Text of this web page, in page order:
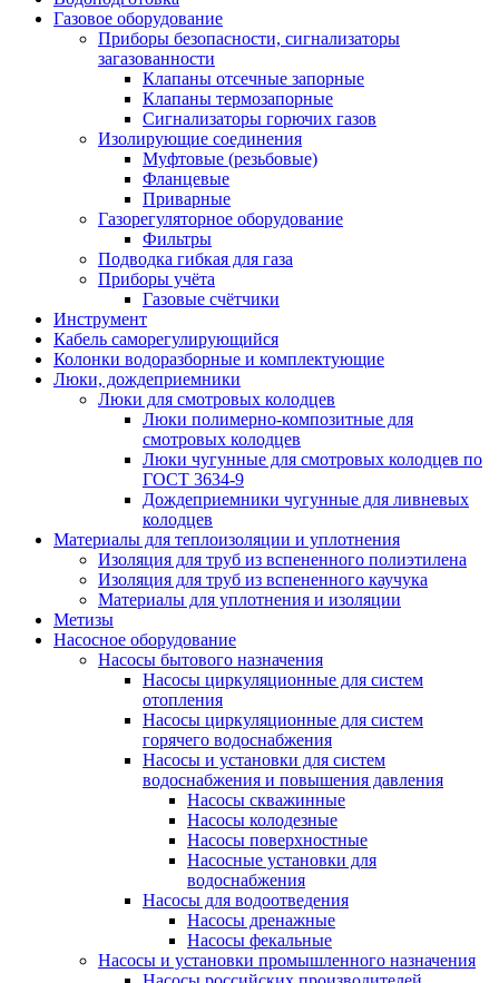
Газовое оборудование
Приборы безопасности, сигнализаторы
загазованности
Клапаны отсечные запорные
Клапаны термозапорные
Сигнализаторы горючих газов
Изолирующие соединения
Муфтовые (резьбовые)
Фланцевые
Приварные
Газорегуляторное оборудование
Фильтры
Подводка гибкая для газа
Приборы учёта
Газовые счётчики
Инструмент
Кабель саморегулирующийся
Колонки водоразборные и комплектующие
Люки, дождеприемники
Люки для смотровых колодцев
Люки полимерно-композитные для
смотровых колодцев
Люки чугунные для смотровых колодцев по
ГОСТ 3634-9
Дождеприемники чугунные для ливневых
колодцев
Материалы для теплоизоляции и уплотнения
Изоляция для труб из вспененного полиэтилена
Изоляция для труб из вспененного каучука
Материалы для уплотнения и изоляции
Метизы
Насосное оборудование
Насосы бытового назначения
Насосы циркуляционные для систем
отопления
Насосы циркуляционные для систем
горячего водоснабжения
Насосы и установки для систем
водоснабжения и повышения давления
Насосы скважинные
Насосы колодезные
Насосы поверхностные
Насосные установки для
водоснабжения
Насосы для водоотведения
Насосы дренажные
Насосы фекальные
Насосы и установки промышленного назначения